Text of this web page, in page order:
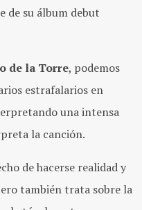
de su álbum debut
de la Torre, podemos
estrafalarios en
una intensa
la canción.
de hacerse realidad y
también trata sobre la